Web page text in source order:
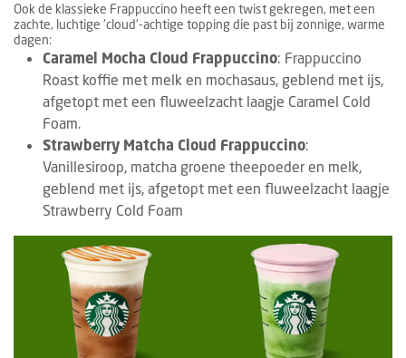
Ook de klassieke Frappuccino heeft een twist gekregen, met een
zachte, luchtige ‘cloud’-achtige topping die past bij zonnige, warme
dagen:
Caramel Mocha Cloud Frappuccino: Frappuccino
Roast koffie met melk en mochasaus, geblend met ijs,
afgetopt met een fluweelzacht laagje Caramel Cold
Foam.
Strawberry Matcha Cloud Frappuccino:
Vanillesiroop, matcha groene theepoeder en melk,
geblend met ijs, afgetopt met een fluweelzacht laagje
Strawberry Cold Foam